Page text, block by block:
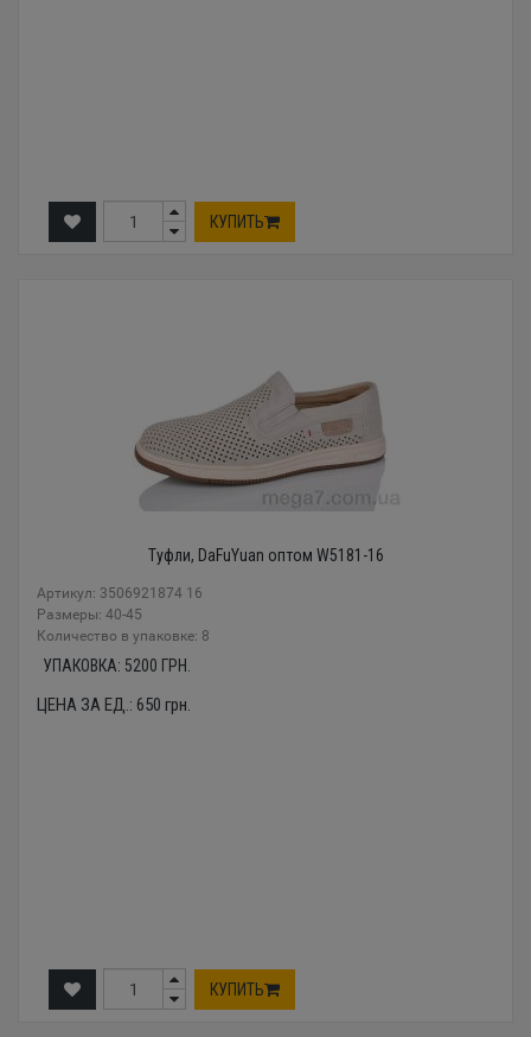
КУПИТЬ
Туфли, DaFuYuan оптом W5181-16
Артикул: 3506921874 16
Размеры: 40-45
Количество в упаковке: 8
УПАКОВКА: 5200 ГРН.
ЦЕНА ЗА ЕД.: 650 грн.
КУПИТЬ